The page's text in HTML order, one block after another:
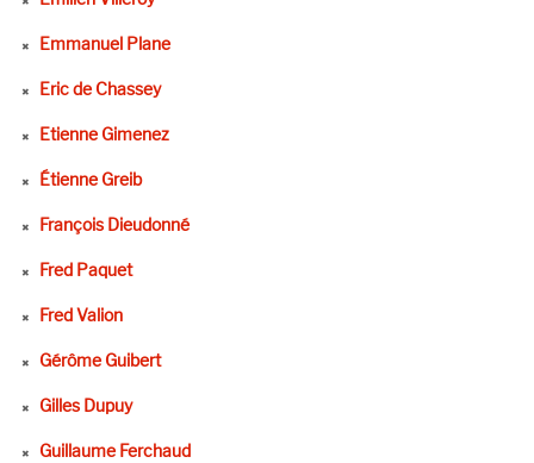
Emmanuel Plane
Eric de Chassey
Etienne Gimenez
Étienne Greib
François Dieudonné
Fred Paquet
Fred Valion
Gérôme Guibert
Gilles Dupuy
Guillaume Ferchaud